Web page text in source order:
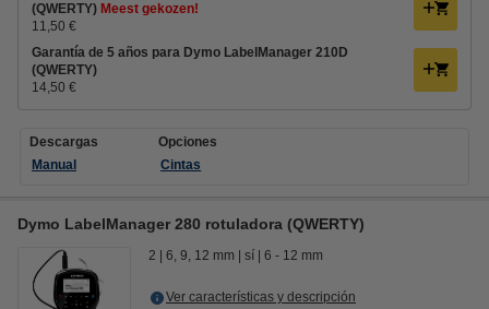
(QWERTY) Meest gekozen!
11,50 €
Garantía de 5 años para Dymo LabelManager 210D
(QWERTY)
14,50 €
Descargas
Manual
Opciones
Cintas
Dymo LabelManager 280 rotuladora (QWERTY)
2 6, 9, 12 mm sí 6 - 12 mm
Ver características y descripción